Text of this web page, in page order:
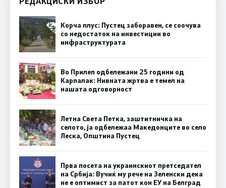
Корча плус: Пустец заборавен, се соочува
со недостаток на инвестиции во
инфраструктурата
Во Прилеп одбележани 25 години од
Карпалак: Нивната жртва е темел на
нашата одговорност
Летна Света Петка, заштитничка на
селото, ја одбележаа Македонците во село
Леска, Општина Пустец
Прва посета на украинскиот претседател
на Србија: Вучиќ му рече на Зеленски дека
не е оптимист за патот кон ЕУ на Белград